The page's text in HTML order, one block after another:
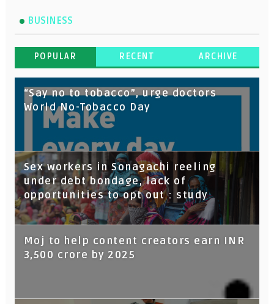
BUSINESS
POPULAR RECENT ARCHIVE
“Say no to tobacco”, urge doctors
World No-Tobacco Day
Sex workers in Sonagachi reeling
under debt bondage, lack of
opportunities to opt out : study
Moj to help content creators earn INR
3,500 crore by 2025